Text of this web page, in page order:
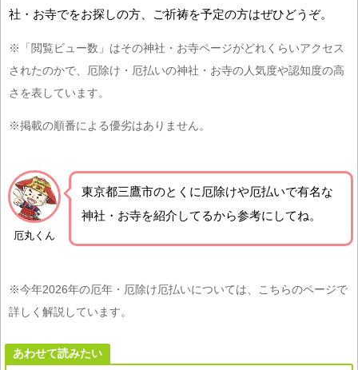
社・お寺でをお探しの方、ご祈祷を予定の方はぜひどうぞ。
※「閲覧ビュー数」はその神社・お寺ページがどれくらいアクセス
されたのかで、厄除け・厄払いの神社・お寺の人気度や認知度の高
さを表しています。
※掲載の順番による優劣はありません。
厄丸くん
東京都三鷹市のとくに厄除けや厄払いで有名な
神社・お寺を紹介 してるから参考にしてね。
※今年2026年の厄年・厄除け厄払いについては、こちらのページで
詳しく解説しています。
あわせて読みたい